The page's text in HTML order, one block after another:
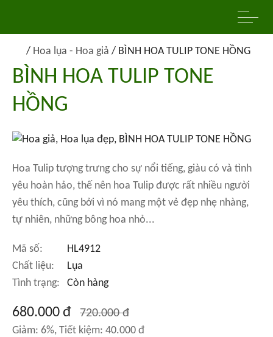
/ Hoa lụa - Hoa giả / BÌNH HOA TULIP TONE HỒNG
BÌNH HOA TULIP TONE
HỒNG
Hoa Tulip tượng trưng cho sự nổi tiếng, giàu có và tình
yêu hoàn hảo, thế nên hoa Tulip được rất nhiều người
yêu thích, cũng bởi vì nó mang một vẻ đẹp nhẹ nhàng,
tự nhiên, những bông hoa nhỏ...
Mã số:
HL4912
Chất liệu:
Lụa
Tình trạng:
Còn hàng
680.000 đ 720.000 đ
Giảm: 6%, Tiết kiệm: 40.000 đ